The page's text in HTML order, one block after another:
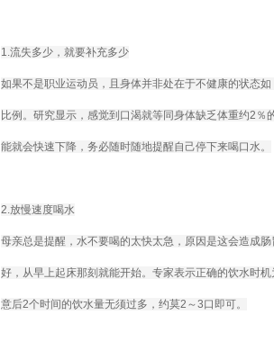
1.流失多少，就要补充多少
如果不是职业运动员，且身体并非处在于不健康的状态
比例。研究显示，感觉到口渴就等同身体缺乏体重约2
能就会快速下降，务必随时随地提醒自己停下来喝口水。
2.放慢速度喝水
母亲总是提醒，水不要喝的太快太急，原因是这会造成
好，从早上起床那刻就能开始。专家表示正确的饮水时
意后2个时间的饮水量无须过多，约莫2～3口即可。